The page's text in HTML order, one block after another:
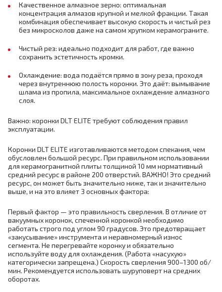
Качественное алмазное зерно: оптимальная
концентрация алмазов крупной и мелкой фракции. Такая
комбинация обеспечивает высокую скорость и чистый рез
без микросколов даже на самом хрупком керамограните.
Чистый рез: идеально подходит для работ, где важно
сохранить эстетичность кромки.
Охлаждение: вода подаётся прямо в зону реза, проходя
через внутреннюю полость коронки. Это даёт: вымывание
шлама из пропила, максимальное охлаждение алмазного
слоя.
Важно: коронки DLT ELITE требуют соблюдения правил
эксплуатации.
Коронки DLT ELITE изготавливаются методом спекания, чем
обусловлен большой ресурс. При правильном использовании
для керамогранитной плиты толщиной 10 мм нормативный
средний ресурс в районе 200 отверстий. ВАЖНО! Это средний
ресурс, он может быть значительно ниже, так и значительно
выше, и на это влияет 3 основных фактора:
Первый фактор — это правильность сверления. В отличие от
вакуумных коронок, спеченной коронкой необходимо
работать строго под углом 90 градусов. Это предотвращает
«закусывание» инструмента и неравномерный износ
сегмента. Не перегревайте коронку и обязательно
используйте воду для охлаждения. (Работа «насухую»
категорически запрещена.) Скорость сверления 900–1300 об/
мин. Рекомендуется использовать шуруповерт на средних
оборотах.